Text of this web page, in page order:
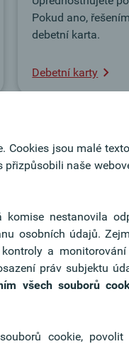
Pokud ano,
debetní karta.
Debetní karty
jsou malé
naše
nestanovila
osobních údajů.
a
práv subjektu
všech souborů
cookie,